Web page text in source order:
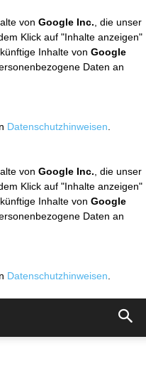
von Google Inc. , die unser
Klick auf "Inhalte anzeigen"
Inhalte von Google
Daten an
Datenschutzhinweisen
von Google Inc. , die unser
Klick auf "Inhalte anzeigen"
Inhalte von Google
Daten an
Datenschutzhinweisen